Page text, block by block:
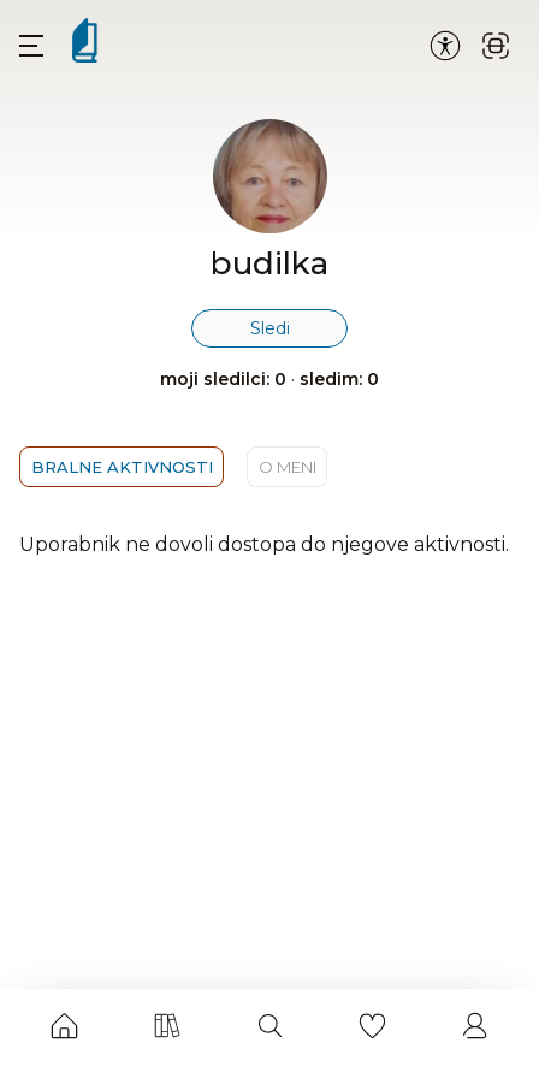
budilka
Sledi
moji sledilci: 0 · sledim: 0
BRALNE AKTIVNOSTI O MENI
Uporabnik ne dovoli dostopa do njegove aktivnosti.